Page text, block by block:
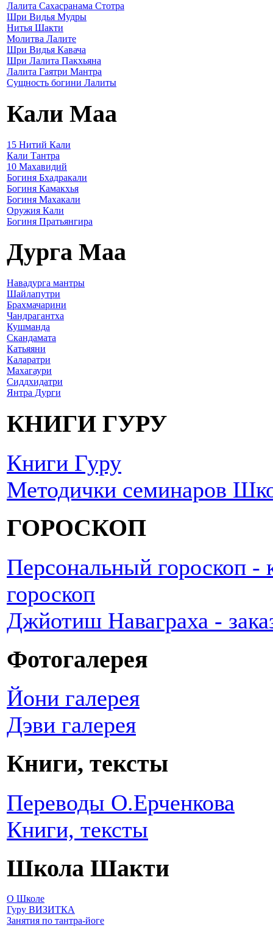
Лалита Сахасранама Стотра
Шри Видья Мудры
Нитья Шакти
Молитва Лалите
Шри Видья Кавача
Шри Лалита Пакхьяна
Лалита Гаятри Мантра
Сущность богини Лалиты
Кали Маа
15 Нитий Кали
Кали Тантра
10 Махавидий
Богиня Бхадракали
Богиня Камакхья
Богиня Махакали
Оружия Кали
Богиня Пратьянгира
Дурга Маа
Навадурга мантры
Шайлапутри
Брахмачарини
Чандрагантха
Кушманда
Скандамата
Катьяяни
Каларатри
Махагаури
Сиддхидатри
Янтра Дурги
КНИГИ ГУРУ
Книги Гуру
Методички семинаров
ГОРОСКОП
Персональный гороскоп -
гороскоп
Джйотиш Наваграха -
Фотогалерея
Йони галерея
Дэви галерея
Книги, тексты
Переводы О.Ерченкова
Книги, тексты
Школа Шакти
О Школе
Гуру ВИЗИТКА
Занятия по тантра-йоге